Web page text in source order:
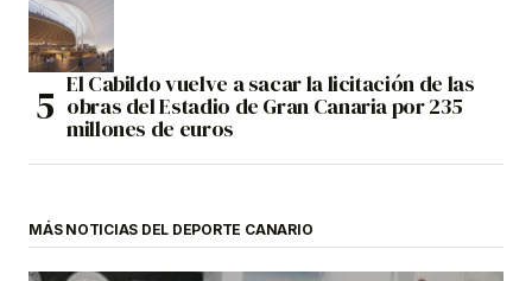
El Cabildo vuelve a sacar la licitación de las
obras del Estadio de Gran Canaria por 235
millones de euros
MÁS NOTICIAS DEL DEPORTE CANARIO